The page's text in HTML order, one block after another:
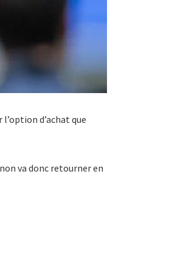
d’achat que
va donc retourner en